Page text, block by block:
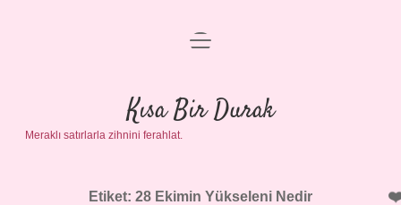
Anasayfa
Gizlilik Politikası
Yasal Uyarı
menüyü
Kısa Bir Durak
Meraklı satırlarla zihnini ferahlat.
Etiket: 28 Ekimin Yükseleni Nedir